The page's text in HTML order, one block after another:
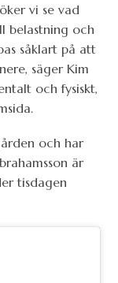
vi se vad
belastning och
såklart på att
säger Kim
och fysiskt,
och har
är
tisdagen